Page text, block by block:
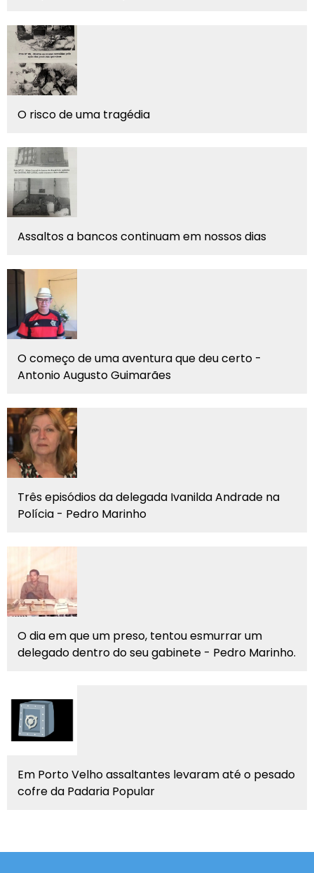
O risco de uma tragédia
Assaltos a bancos continuam em nossos dias
O começo de uma aventura que deu certo -
Antonio Augusto Guimarães
Três episódios da delegada Ivanilda Andrade na
Polícia - Pedro Marinho
O dia em que um preso, tentou esmurrar um
delegado dentro do seu gabinete - Pedro Marinho.
Em Porto Velho assaltantes levaram até o pesado
cofre da Padaria Popular